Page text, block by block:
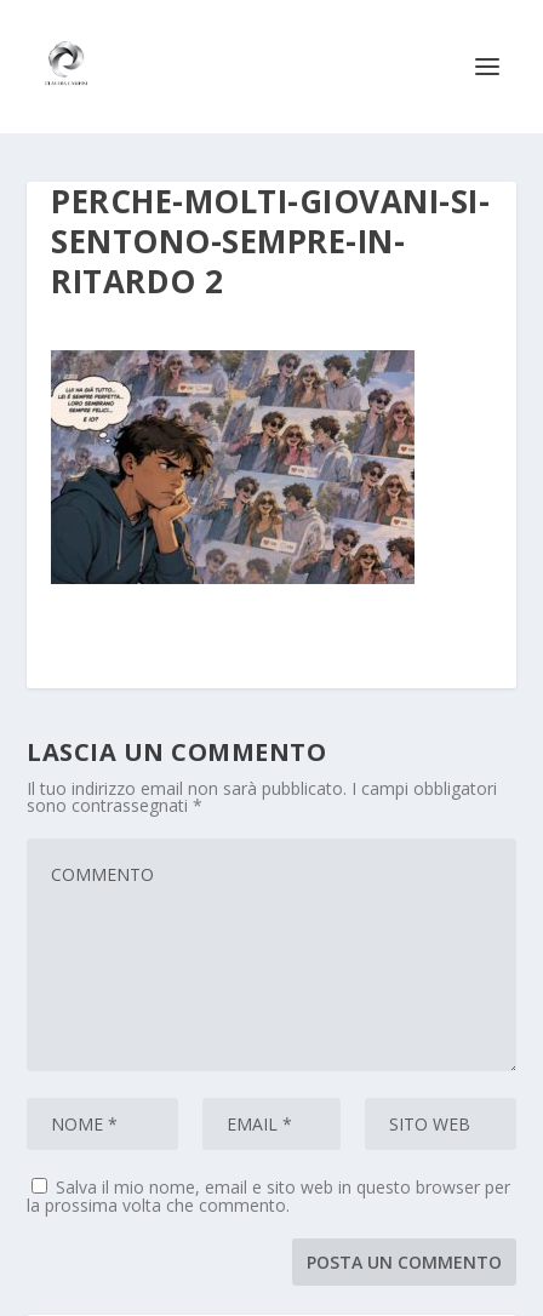
PERCHE-MOLTI-GIOVANI-SI-
SENTONO-SEMPRE-IN-
RITARDO 2
LASCIA UN COMMENTO
Il tuo indirizzo email non sarà pubblicato. I campi obbligatori
sono contrassegnati*
Salva il mio nome, email e sito web in questo browser per
la prossima volta che commento.